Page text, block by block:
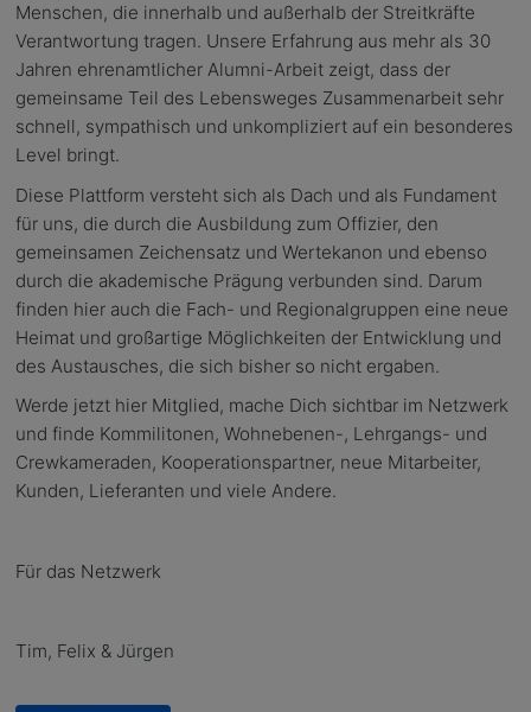
Menschen, die innerhalb und außerhalb der Streitkräfte
Verantwortung tragen. Unsere Erfahrung aus mehr als 30
Jahren ehrenamtlicher Alumni-Arbeit zeigt, dass der
gemeinsame Teil des Lebensweges Zusammenarbeit sehr
schnell, sympathisch und unkompliziert auf ein besonderes
Level bringt.
Diese Plattform versteht sich als Dach und als Fundament
für uns, die durch die Ausbildung zum Offizier, den
gemeinsamen Zeichensatz und Wertekanon und ebenso
durch die akademische Prägung verbunden sind. Darum
finden hier auch die Fach- und Regionalgruppen eine neue
Heimat und großartige Möglichkeiten der Entwicklung und
des Austausches, die sich bisher so nicht ergaben.
Werde jetzt hier Mitglied, mache Dich sichtbar im Netzwerk
und finde Kommilitonen, Wohnebenen-, Lehrgangs- und
Crewkameraden, Kooperationspartner, neue Mitarbeiter,
Kunden, Lieferanten und viele Andere.
Für das Netzwerk
Tim, Felix & Jürgen